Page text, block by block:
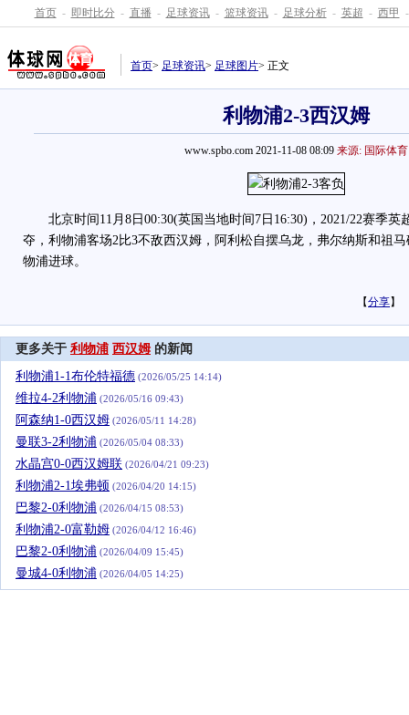
首页 - 即时比分 - 直播 - 足球资讯 - 篮球资讯 - 足球分析 - 英超 - 西甲 -
首页> 足球资讯> 足球图片> 正文
利物浦2-3西汉姆
www.spbo.com 2021-11-08 08:09 来源: 国际体育
北京时间11月8日00:30(英国当地时间7日16:30)，2021/22赛季英
夺，利物浦客场2比3不敌西汉姆，阿利松自摆乌龙，弗尔纳斯和祖
物浦进球。
【分享】
更多关于 利物浦 西汉姆 的新闻
利物浦1-1布伦特福德 (2026/05/25 14:14)
维拉4-2利物浦 (2026/05/16 09:43)
阿森纳1-0西汉姆 (2026/05/11 14:28)
曼联3-2利物浦 (2026/05/04 08:33)
水晶宫0-0西汉姆联 (2026/04/21 09:23)
利物浦2-1埃弗顿 (2026/04/20 14:15)
巴黎2-0利物浦 (2026/04/15 08:53)
利物浦2-0富勒姆 (2026/04/12 16:46)
巴黎2-0利物浦 (2026/04/09 15:45)
曼城4-0利物浦 (2026/04/05 14:25)